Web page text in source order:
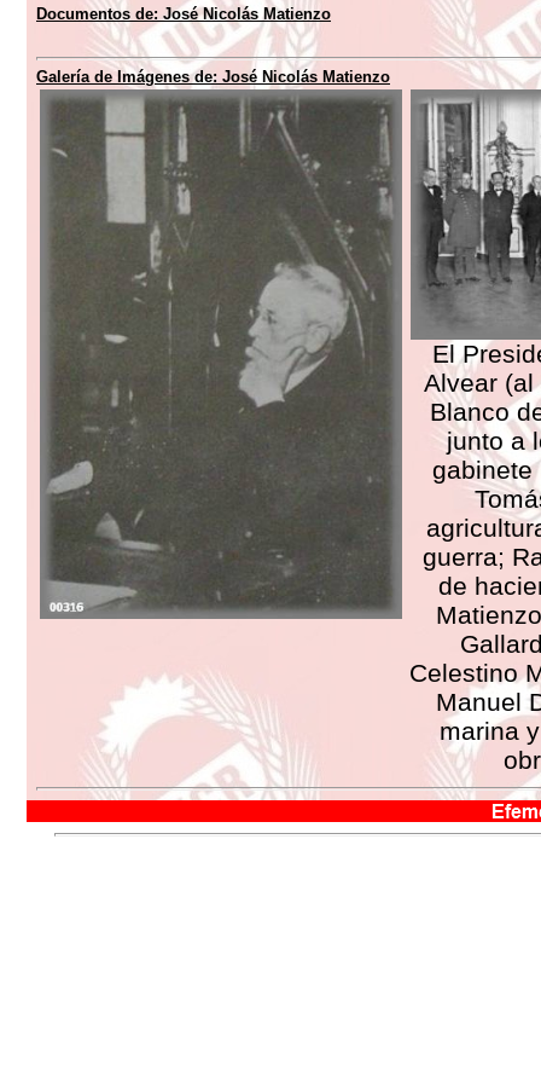
Documentos de: José Nicolás Matienzo
Galería de Imágenes de: José Nicolás Matienzo
El
Alvear (al
Blanco
junto a
gabinete
guerra;
de
Celestino
Manuel
marina